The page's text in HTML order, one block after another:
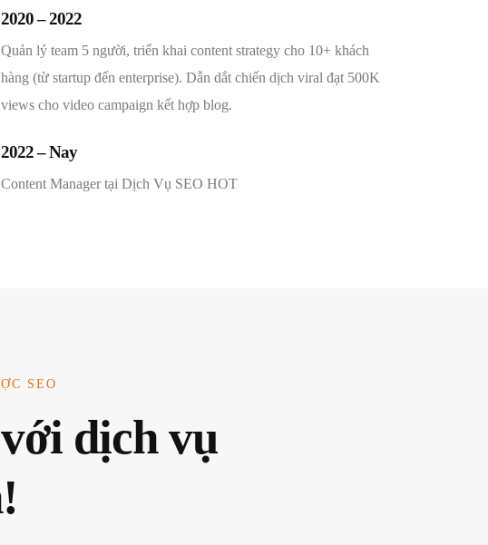
2020 – 2022
Quản lý team 5 người, triển khai content strategy cho 10+ khách
hàng (từ startup đến enterprise). Dẫn dắt chiến dịch viral đạt 500K
views cho video campaign kết hợp blog.
2022 – Nay
Content Manager tại Dịch Vụ SEO HOT
SEO
dịch vụ